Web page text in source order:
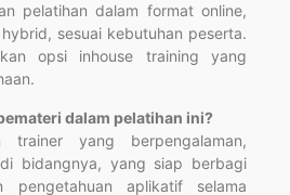
pelatihan dalam format online,
sesuai kebutuhan peserta.
opsi inhouse training yang
dalam pelatihan ini?
trainer yang berpengalaman,
bidangnya, yang siap berbagi
aplikatif selama